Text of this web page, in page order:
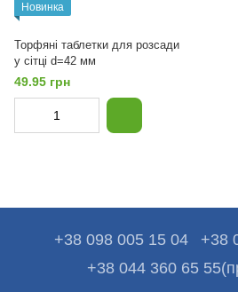
Новинка
Торфяні таблетки для розсади
у сітці d=42 мм
49.95 грн
+38 098 005 15 04
+38
+38 044 360 65